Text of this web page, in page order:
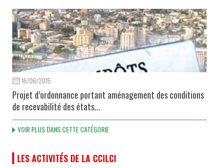
16/06/2015
Projet d’ordonnance portant aménagement des conditions
de recevabilité des états...
VOIR PLUS DANS CETTE CATÉGORIE
LES ACTIVITÉS DE LA CCILCI